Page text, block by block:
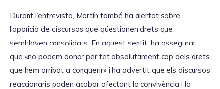
Durant l’entrevista, Martín també ha alertat sobre
l’aparició de discursos que qüestionen drets que
semblaven consolidats. En aquest sentit, ha assegurat
que «no podem donar per fet absolutament cap dels drets
que hem arribat a conquerir» i ha advertit que els discursos
reaccionaris poden acabar afectant la convivència i la